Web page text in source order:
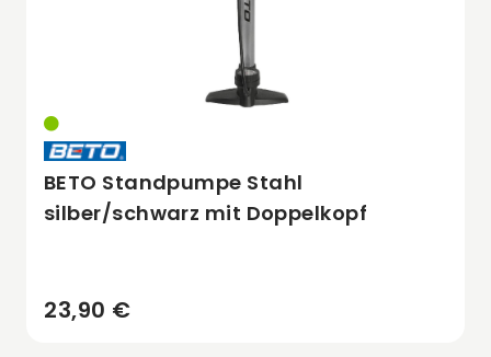
BETO Standpumpe Stahl
silber/schwarz mit Doppelkopf
23,90 €